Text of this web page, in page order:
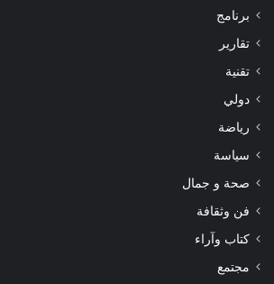
برنامج
تقارير
تقنية
دولي
رياضة
سياسة
صحة و جمال
فن وثقافة
كتاب وآراء
مجتمع